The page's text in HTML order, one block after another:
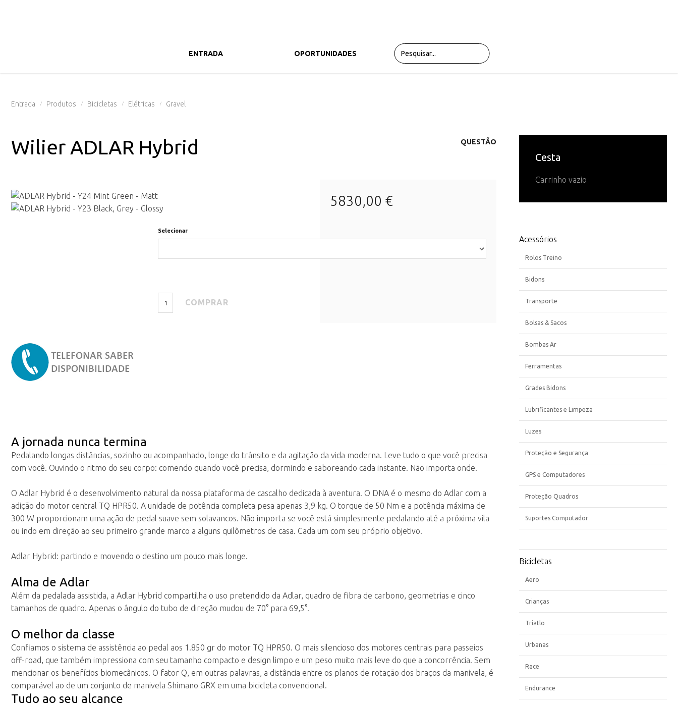
ENTRADA OPORTUNIDADES
Entrada / Produtos / Bicicletas / Elétricas / Gravel
Wilier ADLAR Hybrid QUESTÃO
5830,00 €
Selecionar
A jornada nunca termina
Pedalando longas distâncias, sozinho ou acompanhado, longe do trânsito e da agitação da vida moderna. Leve tudo o que você precisa
com você. Ouvindo o ritmo do seu corpo: comendo quando você precisa, dormindo e saboreando cada instante. Não importa onde.
O Adlar Hybrid é o desenvolvimento natural da nossa plataforma de cascalho dedicada à aventura. O DNA é o mesmo do Adlar com a
adição do motor central TQ HPR50. A unidade de potência completa pesa apenas 3,9 kg. O torque de 50 Nm e a potência máxima de
300 W proporcionam uma ação de pedal suave sem solavancos. Não importa se você está simplesmente pedalando até a próxima vila
ou indo em direção ao seu primeiro grande marco a alguns quilômetros de casa. Cada um com seu próprio objetivo.
Adlar Hybrid: partindo e movendo o destino um pouco mais longe.
Alma de Adlar
Além da pedalada assistida, a Adlar Hybrid compartilha o uso pretendido da Adlar, quadro de fibra de carbono, geometrias e cinco
tamanhos de quadro. Apenas o ângulo do tubo de direção mudou de 70° para 69,5°.
O melhor da classe
Confiamos o sistema de assistência ao pedal aos 1.850 gr do motor TQ HPR50. O mais silencioso dos motores centrais para passeios
off-road, que também impressiona com seu tamanho compacto e design limpo e um peso muito mais leve do que a concorrência. Sem
mencionar os benefícios biomecânicos. O fator Q, em outras palavras, a distância entre os planos de rotação dos braços da manivela, é
comparável ao de um conjunto de manivela Shimano GRX em uma bicicleta convencional.
Tudo ao seu alcance
Cesta
Carrinho vazio
Acessórios
Rolos Treino
Bidons
Transporte
Bolsas & Sacos
Bombas Ar
Ferramentas
Grades Bidons
Lubrificantes e Limpeza
Luzes
Proteção e Segurança
GPS e Computadores
Proteção Quadros
Suportes Computador
Bicicletas
Aero
Crianças
Triatlo
Urbanas
Race
Endurance